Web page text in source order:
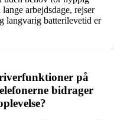
arbejdsdage, rejser
langvarig batterilevetid er
på
bidrager